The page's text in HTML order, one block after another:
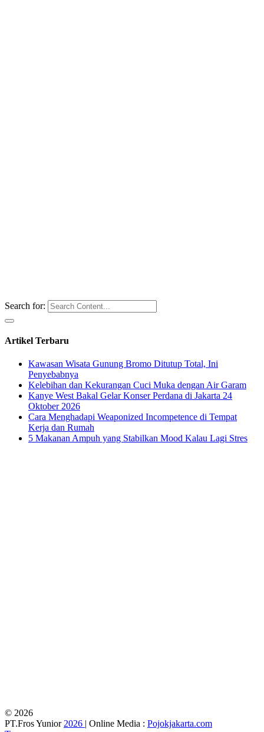
Search for:
Artikel Terbaru
Kawasan Wisata Gunung Bromo Ditutup Total, Ini
Penyebabnya
Kelebihan dan Kekurangan Cuci Muka dengan Air Garam
Kanye West Bakal Gelar Konser Perdana di Jakarta 24
Oktober 2026
Cara Menghadapi Weaponized Incompetence di Tempat
Kerja dan Rumah
5 Makanan Ampuh yang Stabilkan Mood Kalau Lagi Stres
© 2026
PT.Fros Yunior 2026 | Online Media : Pojokjakarta.com